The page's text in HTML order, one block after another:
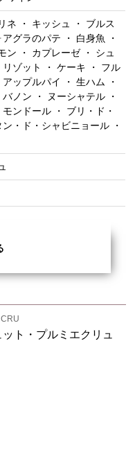
ネ ・ キッシュ ・ ブルス
グラのパテ ・ 白身魚 ・
ン ・ カプレーゼ ・ シュ
リゾット ・ ケーキ ・ フル
ップルパイ ・ 生ハム ・
ノン ・ ヌーシャテル ・
ンドール ・ ブリ・ド・
・ド・シャビニョール ・
ト・プルミエクリュ